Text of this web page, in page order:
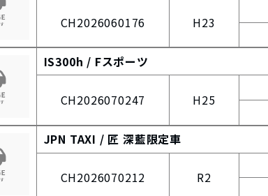
CH2026060176 H23
IS300h / Fスポーツ
CH2026070247 H25
JPN TAXI / 匠 深藍限定車
CH2026070212 R2